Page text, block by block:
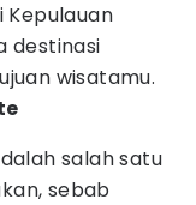
Kepulauan
destinasi
wisatamu.
salah satu
sebab